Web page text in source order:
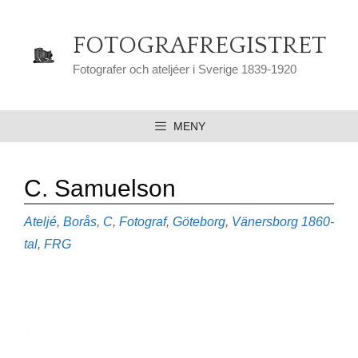
FOTOGRAFREGISTRET
Fotografer och ateljéer i Sverige 1839-1920
MENY
C. Samuelson
Kategorier
Ateljé, Borås, C, Fotograf, Göteborg, Vänersborg Etiketter
1860-
tal, FRG